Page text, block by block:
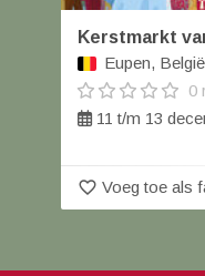
Kerstmarkt
Eupen, België
0
11 t/m 13
favorite_border Voeg toe als